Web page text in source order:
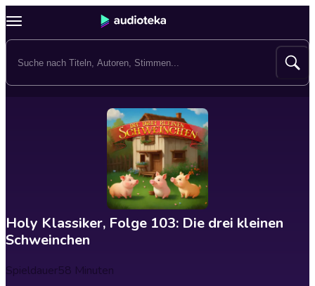
Holy Klassiker, Folge 103: Die drei kleinen
Schweinchen
Spieldauer58 Minuten